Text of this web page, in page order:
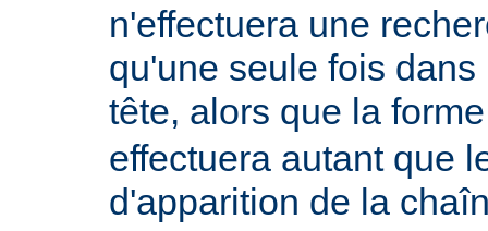
n'effectuera une
qu'une seule fois
tête, alors que la
effectuera autant que
d'apparition de la